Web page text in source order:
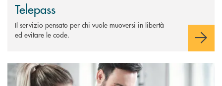
Telepass
Il servizio pensato per chi vuole muoversi in libertà
ed evitare le code.
Scopri di più MyBank